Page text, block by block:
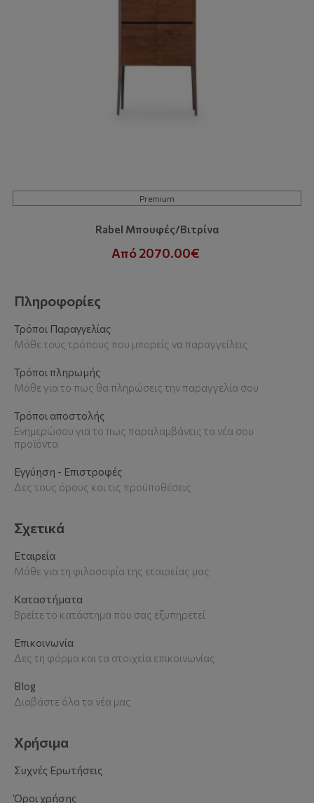
Premium
Rabel Μπουφές/Βιτρίνα
Από 2070.00€
Πληροφορίες
Τρόποι Παραγγελίας
Μάθε τους τρόπους που μπορείς να παραγγείλεις
Τρόποι πληρωμής
Μάθε για το πως θα πληρώσεις την παραγγελία σου
Τρόποι αποστολής
Ενημερώσου για το πως παραλαμβάνεις τα νέα σου
προϊόντα
Εγγύηση - Επιστροφές
Δες τους όρους και τις προϋποθέσεις
Σχετικά
Εταιρεία
Μάθε για τη φιλοσοφία της εταιρείας μας
Καταστήματα
Βρείτε το κατάστημα που σας εξυπηρετεί
Επικοινωνία
Δες τη φόρμα και τα στοιχεία επικοινωνίας
Blog
Διαβάστε όλα τα νέα μας
Χρήσιμα
Συχνές Ερωτήσεις
Όροι χρήσης